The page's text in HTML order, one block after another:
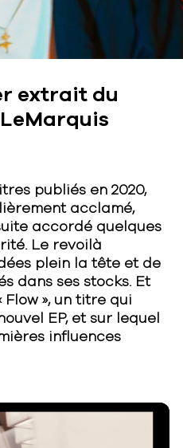
extrait du
publiés en 2020,
acclamé,
accordé quelques
Le revoilà
plein la tête et de
dans ses stocks. Et
», un titre qui
EP, et sur lequel
influences